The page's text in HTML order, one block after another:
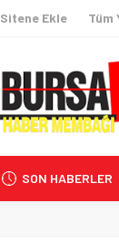
Sitene Ekle Tüm
SON HABERLER